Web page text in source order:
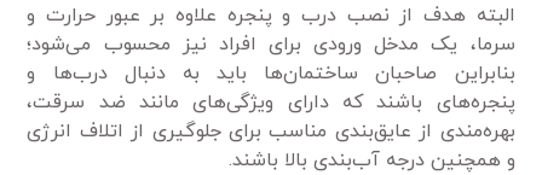
البته هدف از نصب درب و پنجره علاوه بر عبور حرارت و
سرما، یک مدخل ورودی برای افراد نیز محسوب می‌شود؛
بنابراین صاحبان ساختمان‌ها باید به دنبال درب‌ها و
پنجره‌های باشند که دارای ویژگی‌های مانند ضد سرقت،
بهره‌مندی از عایق‌بندی مناسب برای جلوگیری از اتلاف انرژی
و همچنین درجه آب‌بندی بالا باشند.